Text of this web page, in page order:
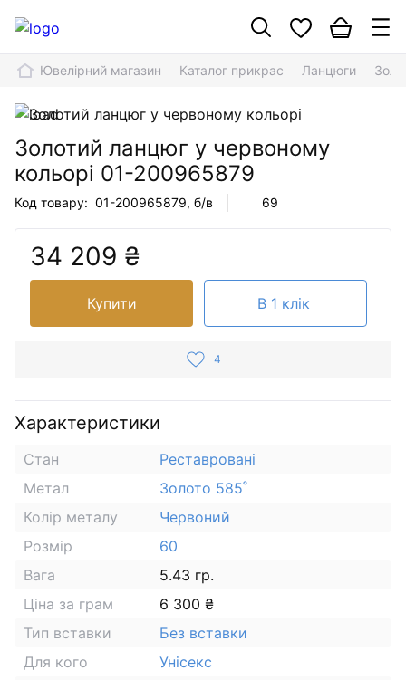
Ювелірний магазин Каталог прикрас Ланцюги
Золотий ланцюг у червоному
кольорі 01-200965879
Код товару: 01-200965879, б/в 69
34 209 ₴
Купити В 1 клік
4
Характеристики
Стан
Реставровані
Метал
Золото 585˚
Колір металу
Червоний
Розмір
60
Вага
5.43 гр.
Ціна за грам
6 300 ₴
Тип вставки
Без вставки
Для кого
Унісекс